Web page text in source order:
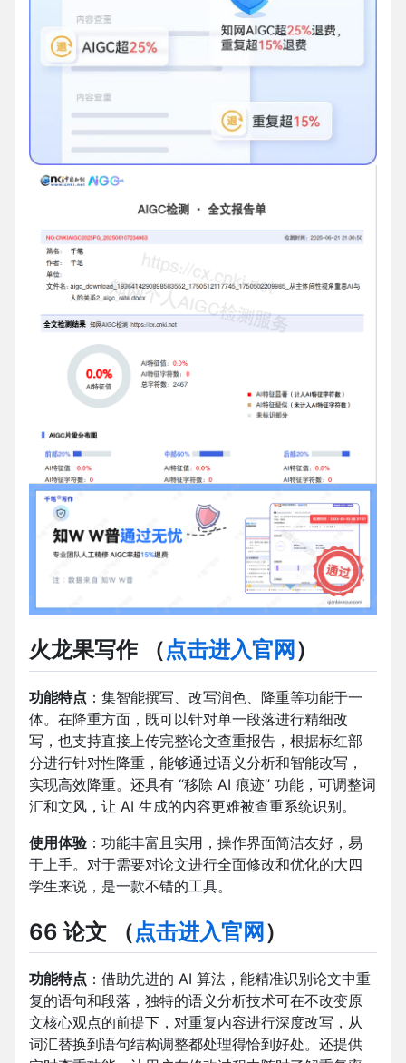
火龙果写作（点击进入官网 ）
功能特点 ：集智能撰写、改写润色、降重等功能于一
体。在降重方面，既可以针对单一段落进行精细改
写，也支持直接上传完整论文查重报告，根据标红部
分进行针对性降重，能够通过语义分析和智能改写，
实现高效降重。还具有 “移除 AI 痕迹” 功能，可调整词
汇和文风，让 AI 生成的内容更难被查重系统识别。
使用体验：功能丰富且实用，操作界面简洁友好，易
于上手。对于需要对论文进行全面修改和优化的大四
学生来说，是一款不错的工具。
66 论文 （点击进入官网）
功能特点 ：借助先进的 AI 算法，能精准识别论文中重
复的语句和段落，独特的语义分析技术可在不改变原
文核心观点的前提下，对重复内容进行深度改写，从
词汇替换到语句结构调整都处理得恰到好处。还提供